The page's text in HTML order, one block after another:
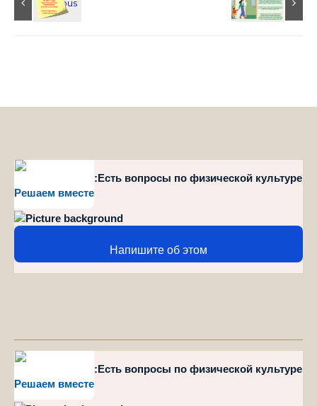
Решаем вместе
style="position":Есть вопросы по физической культуре
и спорту?
Напишите об этом
Решаем вместе
style="position":Есть вопросы по физической культуре
и спорту?